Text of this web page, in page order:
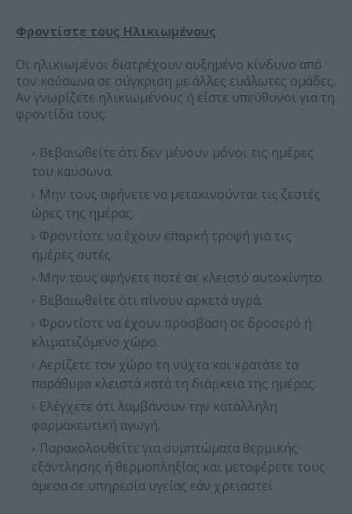
Φροντίστε τους Ηλικιωμένους
Οι ηλικιωμένοι διατρέχουν αυξημένο κίνδυνο από
τον καύσωνα σε σύγκριση με άλλες ευάλωτες ομάδες.
Αν γνωρίζετε ηλικιωμένους ή είστε υπεύθυνοι για τη
φροντίδα τους:
Βεβαιωθείτε ότι δεν μένουν μόνοι τις ημέρες
του καύσωνα.
Μην τους αφήνετε να μετακινούνται τις ζεστές
ώρες της ημέρας.
Φροντίστε να έχουν επαρκή τροφή για τις
ημέρες αυτές.
Μην τους αφήνετε ποτέ σε κλειστό αυτοκίνητο.
Βεβαιωθείτε ότι πίνουν αρκετά υγρά.
Φροντίστε να έχουν πρόσβαση σε δροσερό ή
κλιματιζόμενο χώρο.
Αερίζετε τον χώρο τη νύχτα και κρατάτε τα
παράθυρα κλειστά κατά τη διάρκεια της ημέρας.
Ελέγχετε ότι λαμβάνουν την κατάλληλη
φαρμακευτική αγωγή.
Παρακολουθείτε για συμπτώματα θερμικής
εξάντλησης ή θερμοπληξίας και μεταφέρετε τους
άμεσα σε υπηρεσία υγείας εάν χρειαστεί.